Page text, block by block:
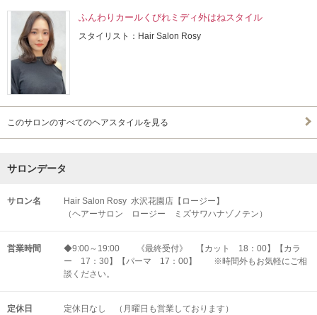
ふんわりカールくびれミディ外はねスタイル
スタイリスト：Hair Salon Rosy
このサロンのすべてのヘアスタイルを見る
サロンデータ
サロン名
Hair Salon Rosy 水沢花園店【ロージー】
（ヘアーサロン ロージー ミズサワハナゾノテン）
営業時間
◆9:00～19:00 《最終受付》 【カット 18：00】【カラ
ー 17：30】【パーマ 17：00】 ※時間外もお気軽にご相
談ください。
定休日 定休日なし （月曜日も営業しております）